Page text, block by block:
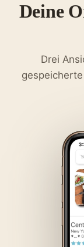
Deine
Drei